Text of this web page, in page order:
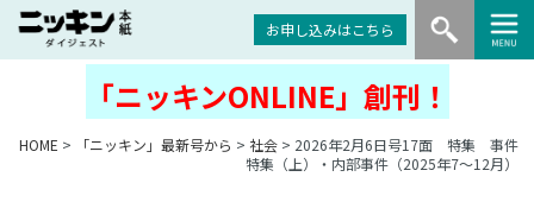
お申し込みはこちら
「ニッキンONLINE」創刊！
HOME > 「ニッキン」最新号から > 社会> 2026年2月6日号17面 特集 事件
特集（上）・内部事件（2025年7～12月）